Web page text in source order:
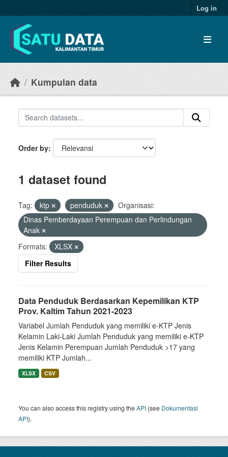
Log in
Kumpulan data
Order by
1 dataset found
Tag: ktp penduduk
Organisasi:
Dinas Pemberdayaan Perempuan dan Perlindungan
Anak
Formats:
XLSX
Filter Results
Data Penduduk Berdasarkan Kepemilikan KTP
Prov. Kaltim Tahun 2021-2023
Variabel Jumlah Penduduk yang memiliki e-KTP Jenis
Kelamin Laki-Laki Jumlah Penduduk yang memiliki e-KTP
Jenis Kelamin Perempuan Jumlah Penduduk >17 yang
memiliki KTP Jumlah...
XLSX CSV
You can also access this registry using theAPI (see Dokumentasi
API).